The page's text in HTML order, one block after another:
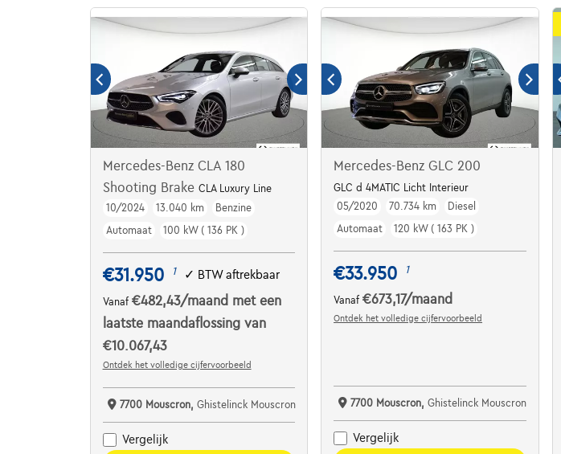
Mercedes-Benz CLA 180
Shooting Brake CLA Luxury Line
10/2024
13.040 km
Benzine
Automaat
100 kW ( 136 PK )
€31.950 1 ✓ BTW aftrekbaar
Vanaf €482,43/maand met een
laatste maandaflossing van
€10.067,43
Ontdek het volledige cijfervoorbeeld
7700 Mouscron, Ghistelinck Mouscron
Vergelijk
Mercedes-Benz GLC 200
GLC d 4MATIC Licht Interieur
05/2020
70.734 km
Diesel
Automaat
120 kW ( 163 PK )
€33.950 1
Vanaf€673,17/maand
Ontdek het volledige cijfervoorbeeld
7700 Mouscron,Ghistelinck Mouscron
Vergelijk